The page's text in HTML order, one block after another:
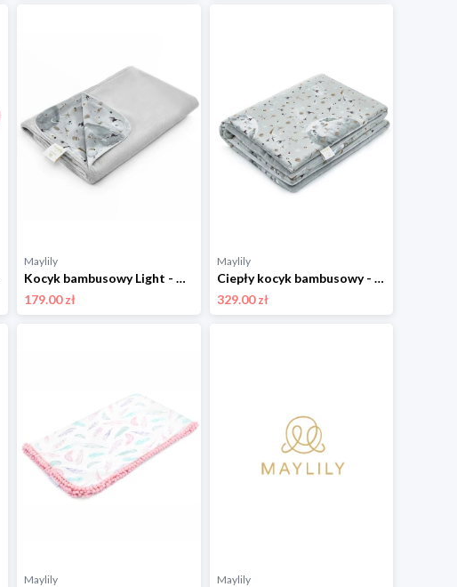
Maylily
Kocyk bambusowy Light - My Space by Maffashion - srebrny
179.00 zł
Maylily
Ciepły kocyk bambusowy - My Space by Maffashion - srebrny 110x150 cm
329.00 zł
Maylily Maylily